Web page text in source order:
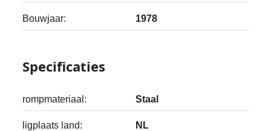
Bouwjaar: 1978
Specificaties
rompmateriaal: Staal
ligplaats land: NL